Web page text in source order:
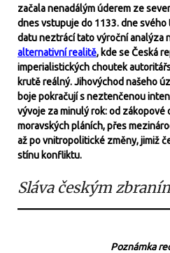
začala nenadálým úderem ze
dnes vstupuje do 1133. dne
datu neztrácí tato výroční analýza
alternativní realitě, kde se Česká
imperialistických choutek
krutě reálný. Jihovýchod našeho
boje pokračují s neztenčenou
vývoje za minulý rok: od zákopové
moravských pláních, přes
až po vnitropolitické změny, jimiž
stínu konfliktu.
Sláva českým
Poznámka